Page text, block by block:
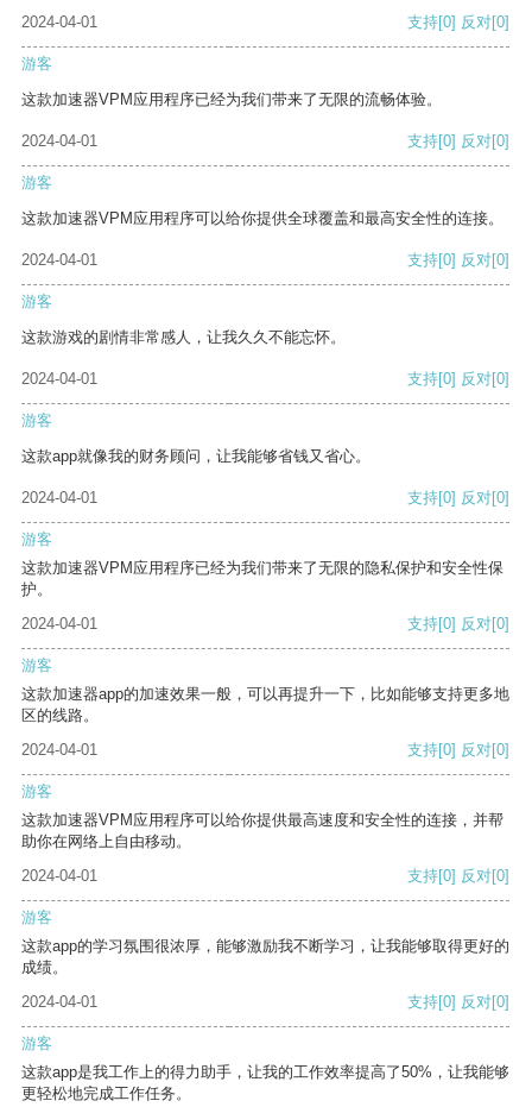
2024-04-01 支持[0] 反对[0]
游客
这款加速器VPM应用程序已经为我们带来了无限的流畅体验。
2024-04-01 支持[0] 反对[0]
游客
这款加速器VPM应用程序可以给你提供全球覆盖和最高安全性的连接。
2024-04-01 支持[0] 反对[0]
游客
这款游戏的剧情非常感人，让我久久不能忘怀。
2024-04-01 支持[0] 反对[0]
游客
这款app就像我的财务顾问，让我能够省钱又省心。
2024-04-01 支持[0] 反对[0]
游客
这款加速器VPM应用程序已经为我们带来了无限的隐私保护和安全性保
护。
2024-04-01
支持[0] 反对[0]
游客
这款加速器app的加速效果一般，可以再提升一下，比如能够支持更多地
区的线路。
2024-04-01
支持[0] 反对[0]
游客
这款加速器VPM应用程序可以给你提供最高速度和安全性的连接，并帮
助你在网络上自由移动。
2024-04-01
支持[0] 反对[0]
游客
这款app的学习氛围很浓厚，能够激励我不断学习，让我能够取得更好的
成绩。
2024-04-01
支持[0] 反对[0]
游客
这款app是我工作上的得力助手，让我的工作效率提高了50%，让我能够
更轻松地完成工作任务。